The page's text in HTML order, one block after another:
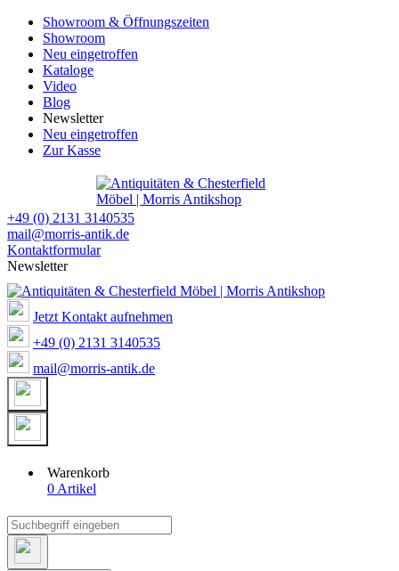
Showroom & Öffnungszeiten
Showroom
Neu eingetroffen
Kataloge
Video
Blog
Newsletter
Neu eingetroffen
Zur Kasse
+49 (0) 2131 3140535
mail@morris-antik.de
Kontaktformular
Newsletter
Jetzt Kontakt aufnehmen
+49 (0) 2131 3140535
mail@morris-antik.de
Warenkorb
0 Artikel